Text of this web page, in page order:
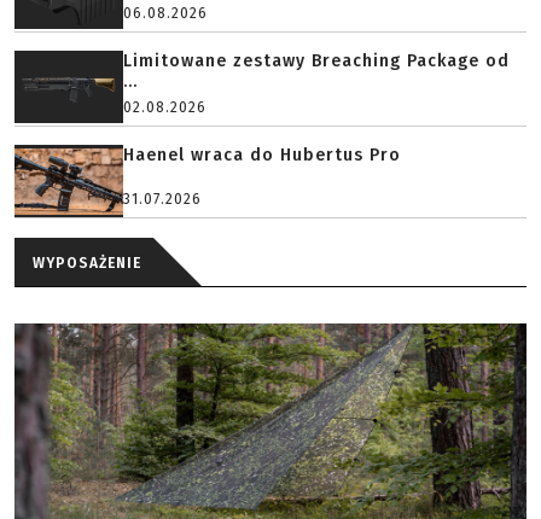
06.08.2026
Limitowane zestawy Breaching Package od
...
02.08.2026
Haenel wraca do Hubertus Pro
31.07.2026
WYPOSAŻENIE